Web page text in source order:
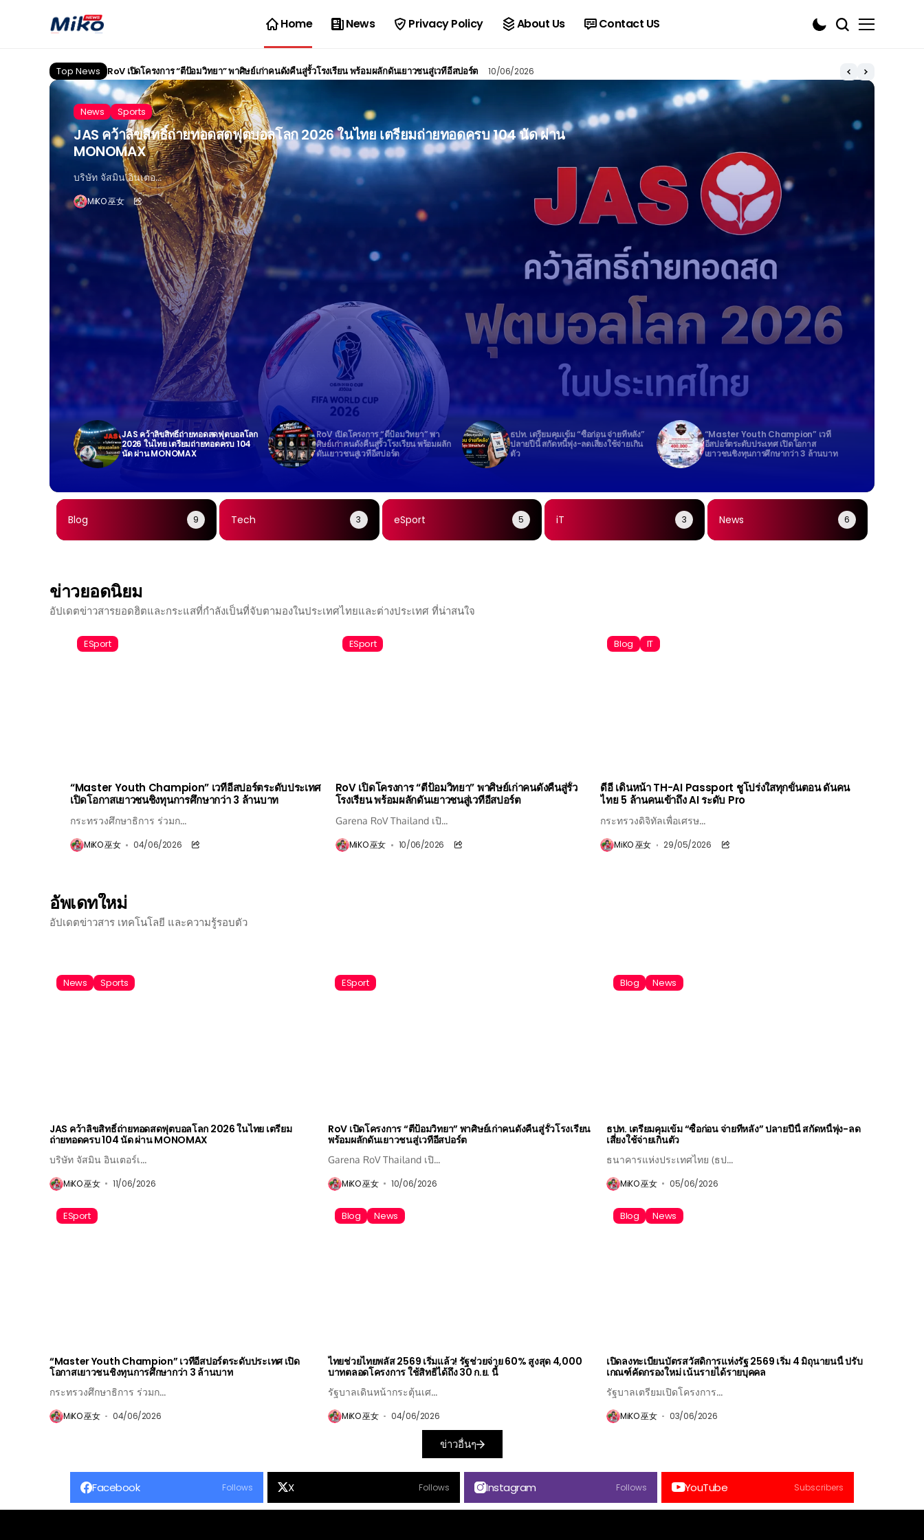
Home News Privacy Policy About Us Contact US
Top News RoV เปิดโครงการ “ตีป้อมวิทยา” พาศิษย์เก่าคนดังคืนสู่รั้วโรงเรียน พร้อมผลักดันเยาวชนสู่เวทีอีสปอร์ต 10/06/2026
News Sports
JAS คว้าลิขสิทธิ์ถ่ายทอดสดฟุตบอลโลก 2026 ในไทย เตรียมถ่ายทอดครบ 104 นัด ผ่าน
MONOMAX
บริษัท จัสมิน อินเตอ...
MiKO 巫女
JAS คว้าลิขสิทธิ์ถ่ายทอดสดฟุตบอลโลก
2026 ในไทย เตรียมถ่ายทอดครบ 104
นัด ผ่าน MONOMAX
RoV เปิดโครงการ “ตีป้อมวิทยา” พา
ศิษย์เก่าคนดังคืนสู่รั้วโรงเรียน พร้อมผลัก
ดันเยาวชนสู่เวทีอีสปอร์ต
ธปท. เตรียมคุมเข้ม “ซื้อก่อน จ่ายทีหลัง”
ปลายปีนี้ สกัดหนี้พุ่ง-ลดเสี่ยงใช้จ่ายเกิน
ตัว
“Master Youth Champion” เวที
อีสปอร์ตระดับประเทศ เปิดโอกาส
เยาวชนชิงทุนการศึกษากว่า 3 ล้านบาท
Blog 9 Tech 3 eSport 5 iT 3 News 6
ข่าวยอดนิยม
อัปเดตข่าวสารยอดฮิตและกระแสที่กำลังเป็นที่จับตามองในประเทศไทยและต่างประเทศ ที่น่าสนใจ
ESport
“Master Youth Champion” เวทีอีสปอร์ตระดับประเทศ
เปิดโอกาสเยาวชนชิงทุนการศึกษากว่า 3 ล้านบาท
กระทรวงศึกษาธิการ ร่วมก...
MiKO 巫女 04/06/2026
ESport
RoV เปิดโครงการ “ตีป้อมวิทยา” พาศิษย์เก่าคนดังคืนสู่รั้ว
โรงเรียน พร้อมผลักดันเยาวชนสู่เวทีอีสปอร์ต
Garena RoV Thailand เปิ...
MiKO 巫女 10/06/2026
Blog IT
ดีอี เดินหน้า TH-AI Passport ชูโปร่งใสทุกขั้นตอน ดันคน
ไทย 5 ล้านคนเข้าถึง AI ระดับ Pro
กระทรวงดิจิทัลเพื่อเศรษ...
MiKO 巫女 29/05/2026
อัพเดทใหม่
อัปเดตข่าวสาร เทคโนโลยี และความรู้รอบตัว
News Sports
JAS คว้าลิขสิทธิ์ถ่ายทอดสดฟุตบอลโลก 2026 ในไทย เตรียม
ถ่ายทอดครบ 104 นัด ผ่าน MONOMAX
บริษัท จัสมิน อินเตอร์เ...
MiKO 巫女 11/06/2026
ESport
RoV เปิดโครงการ “ตีป้อมวิทยา” พาศิษย์เก่าคนดังคืนสู่รั้วโรงเรียน
พร้อมผลักดันเยาวชนสู่เวทีอีสปอร์ต
Garena RoV Thailand เปิ...
MiKO 巫女 10/06/2026
Blog News
ธปท. เตรียมคุมเข้ม “ซื้อก่อน จ่ายทีหลัง” ปลายปีนี้ สกัดหนี้พุ่ง-ลด
เสี่ยงใช้จ่ายเกินตัว
ธนาคารแห่งประเทศไทย (ธป...
MiKO 巫女 05/06/2026
ESport
“Master Youth Champion” เวทีอีสปอร์ตระดับประเทศ เปิด
โอกาสเยาวชนชิงทุนการศึกษากว่า 3 ล้านบาท
กระทรวงศึกษาธิการ ร่วมก...
MiKO 巫女 04/06/2026
Blog News
ไทยช่วยไทยพลัส 2569 เริ่มแล้ว! รัฐช่วยจ่าย 60% สูงสุด 4,000
บาทตลอดโครงการ ใช้สิทธิได้ถึง 30 ก.ย. นี้
รัฐบาลเดินหน้ากระตุ้นเศ...
MiKO 巫女 04/06/2026
Blog News
เปิดลงทะเบียนบัตรสวัสดิการแห่งรัฐ 2569 เริ่ม 4 มิถุนายนนี้ ปรับ
เกณฑ์คัดกรองใหม่ เน้นรายได้รายบุคคล
รัฐบาลเตรียมเปิดโครงการ...
MiKO 巫女 03/06/2026
ข่าวอื่นๆ
Facebook Follows X Follows Instagram Follows YouTube Subscribers